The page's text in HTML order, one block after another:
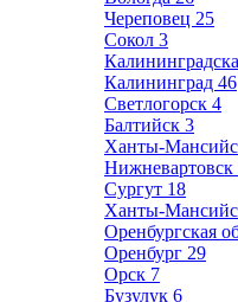
Череповец 25
Сокол 3
Калининград 46
Светлогорск 4
Балтийск 3
Ханты-
Нижневартовск
Сургут 18
Ханты-
Оренбургская
Оренбург 29
Орск 7
Бузулук 6